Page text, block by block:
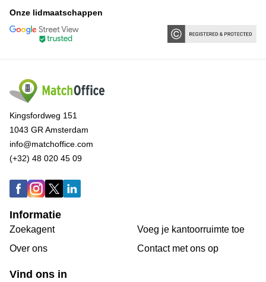
Onze lidmaatschappen
Kingsfordweg 151
1043 GR Amsterdam
info@matchoffice.com
(+32) 48 020 45 09
Informatie
Zoekagent
Over ons
Voeg je kantoorruimte toe
Сontact met ons op
Vind ons in